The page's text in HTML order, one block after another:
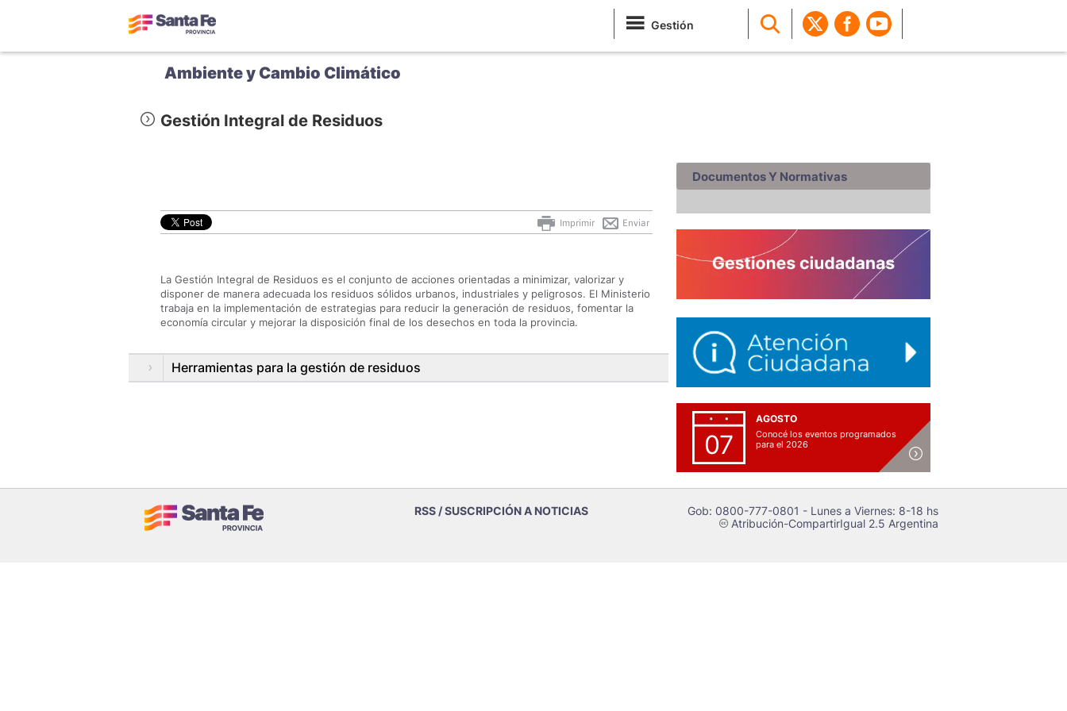
Gestión
Ambiente y Cambio Climático
Gestión Integral de Residuos
Enviar
Imprimir
La Gestión Integral de Residuos es el conjunto de acciones orientadas a minimizar, valorizar y
disponer de manera adecuada los residuos sólidos urbanos, industriales y peligrosos. El Ministerio
trabaja en la implementación de estrategias para reducir la generación de residuos, fomentar la
economía circular y mejorar la disposición final de los desechos en toda la provincia.
Herramientas para la gestión de residuos
Documentos Y Normativas
07
AGOSTO
Conocé los eventos programados
para el 2026
RSS / SUSCRIPCIÓN A NOTICIAS Gob: 0800-777-0801 - Lunes a Viernes: 8-18 hs
cAtribución-CompartirIgual 2.5 Argentina